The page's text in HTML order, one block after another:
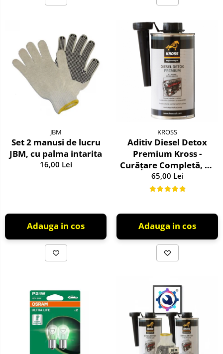
Uleiuri Hidraulice
JBM
Set 2 manusi de lucru
JBM, cu palma intarita
16,00 Lei
Adauga in cos
KROSS
Aditiv Diesel Detox
Premium Kross -
Curățare Completă, +5
Puncte Cetanic &
Protecție DPF/EGR
65,00 Lei
Adauga in cos